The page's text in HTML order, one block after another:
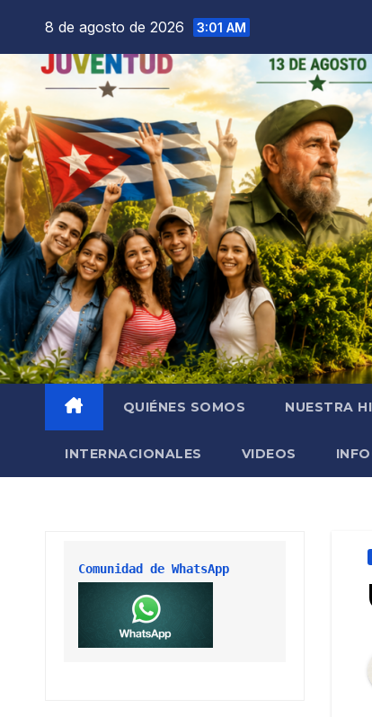
8 de agosto de 2026 3:01 AM
QUIÉNES SOMOS NUESTRA
INTERNACIONALES VIDEOS
Comunidad de WhatsApp